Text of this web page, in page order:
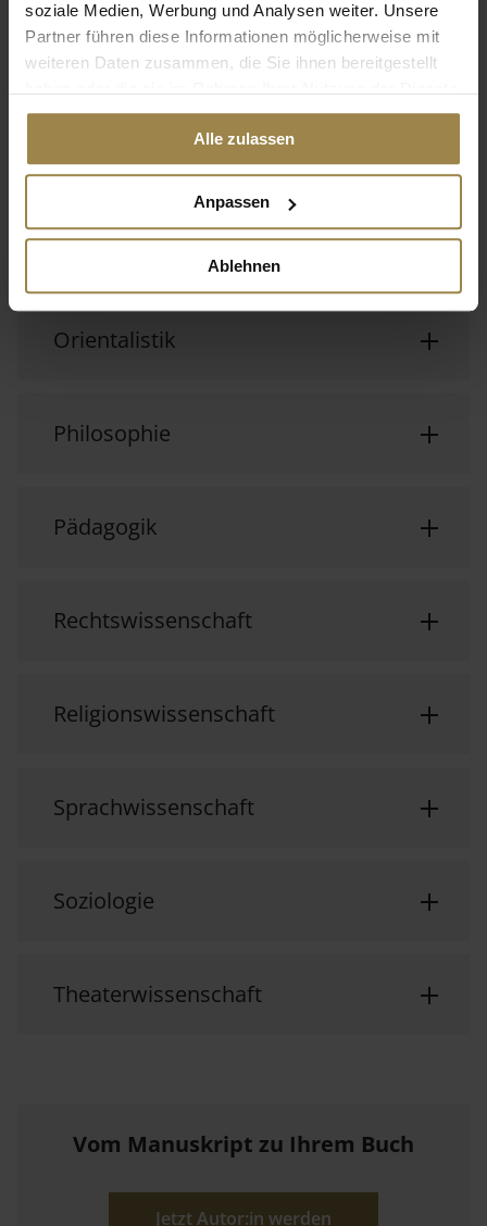
soziale Medien, Werbung und Analysen weiter. Unsere
Partner führen diese Informationen möglicherweise mit
weiteren Daten zusammen, die Sie ihnen bereitgestellt
gesammelt haben.
Alle zulassen
Anpassen
Ablehnen
Kunst- und
Altertumswissenschaft
Literaturwissenschaft
Musikwissenschaft
Orientalistik
Philosophie
Pädagogik
Rechtswissenschaft
Religionswissenschaft
Sprachwissenschaft
Soziologie
Theaterwissenschaft
Vom Manuskript zu Ihrem Buch
Jetzt Autor:in werden